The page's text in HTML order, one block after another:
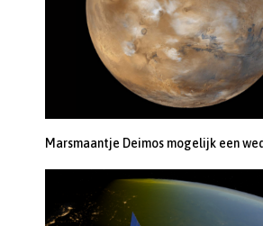
Marsmaantje Deimos mogelijk een